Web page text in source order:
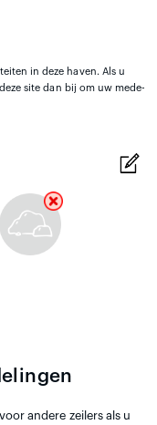
in deze haven. Als u
site dan bij om uw mede-
andere zeilers als u